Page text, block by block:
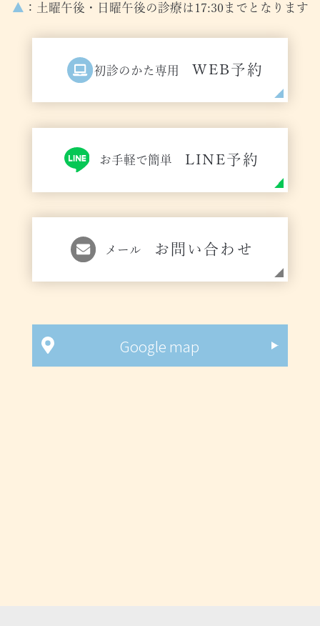
▲ ：土曜午後・日曜午後の診療は17:30までとなります
初診のかた専用 WEB予約
お手軽で簡単 LINE予約
メール お問い合わせ
Google map